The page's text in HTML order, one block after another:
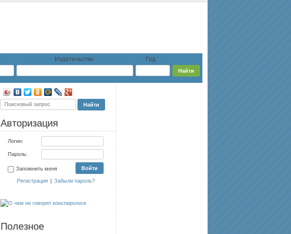
Издательство Год
Авторизация
Логин:
Пароль:
Запомнить меня
Регистрация | Забыли пароль?
Полезное